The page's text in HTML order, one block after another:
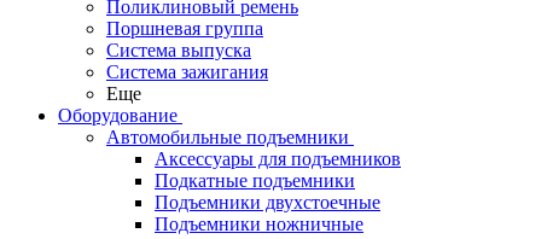
Поликлиновый ремень
Поршневая группа
Система выпуска
Система зажигания
Еще
Оборудование
Автомобильные подъемники
Аксессуары для подъемников
Подкатные подъемники
Подъемники двухстоечные
Подъемники ножничные